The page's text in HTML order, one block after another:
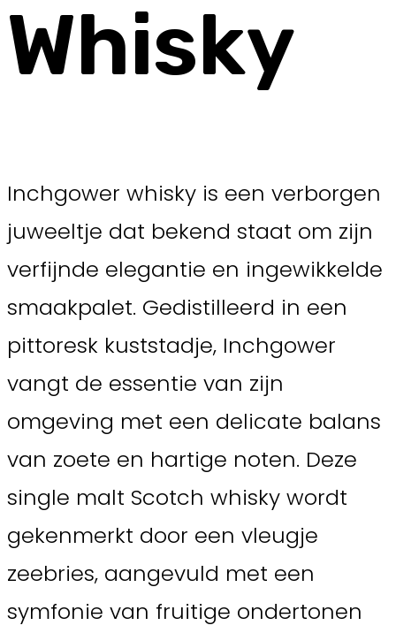
Whisky
Inchgower whisky is een verborgen
juweeltje dat bekend staat om zijn
verfijnde elegantie en ingewikkelde
smaakpalet. Gedistilleerd in een
pittoresk kuststadje, Inchgower
vangt de essentie van zijn
omgeving met een delicate balans
van zoete en hartige noten. Deze
single malt Scotch whisky wordt
gekenmerkt door een vleugje
zeebries, aangevuld met een
symfonie van fruitige ondertonen